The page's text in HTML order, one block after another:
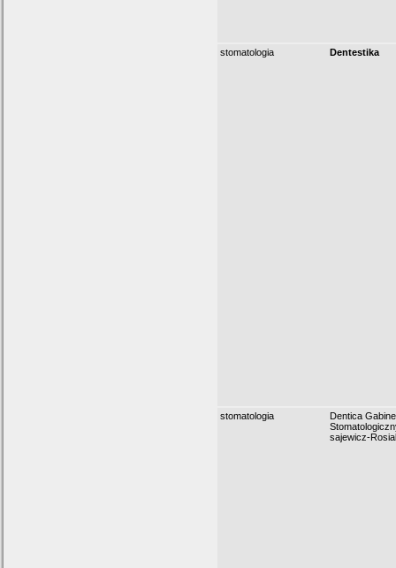
stomatologia Dentestika
stomatologia
Dentica
sajewicz-